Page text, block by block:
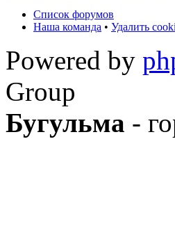
Список форумов
Наша команда • Удалить
Powered by
Group
Бугульма -